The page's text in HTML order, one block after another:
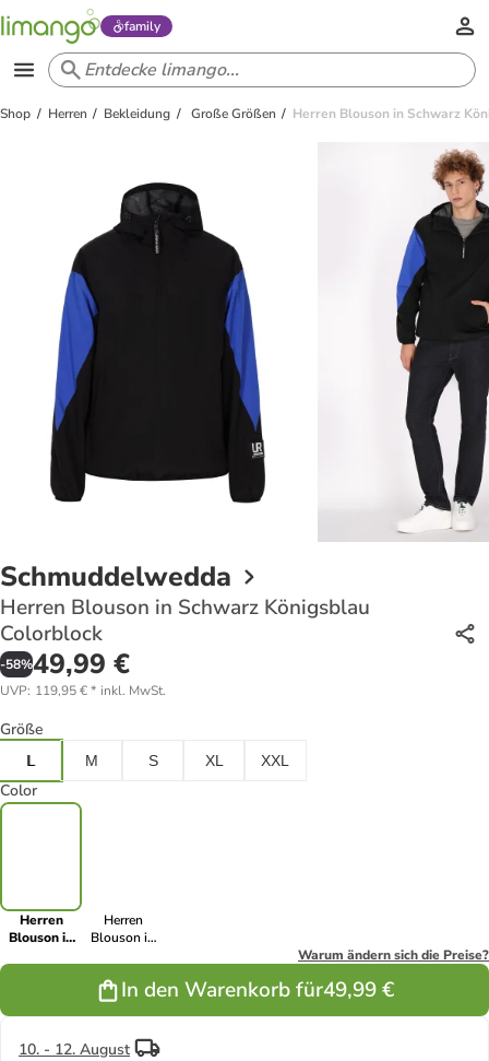
family
Shop Herren Bekleidung Große Größen Herren Blouson in Schwarz
Schmuddelwedda
Herren Blouson in Schwarz Königsblau
Colorblock
-58%49,99 €
UVP: 119,95 €* inkl. MwSt.
Größe
L M S XL XXL
Color
Herren
Blouson in
Herren
Blouson in
Warum ändern sich die Preise?
In den Warenkorb für49,99 €
10. - 12. August